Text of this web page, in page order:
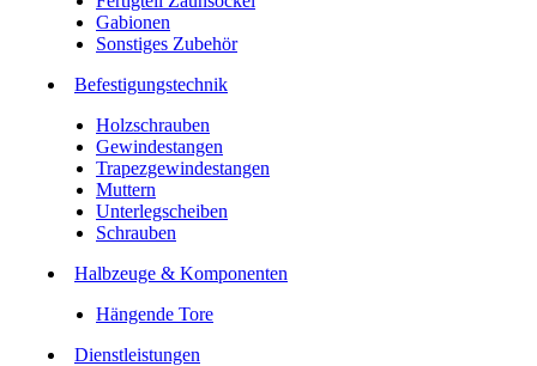
Gabionen
Sonstiges Zubehör
Befesti­gungstechnik
Holzschrauben
Gewindestangen
Trapezgewindestangen
Muttern
Unterlegscheiben
Schrauben
Halbzeuge & Komponenten
Hängende Tore
Dienstleistungen